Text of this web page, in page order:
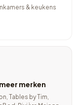
& keukens
merken
Tables by Tim,